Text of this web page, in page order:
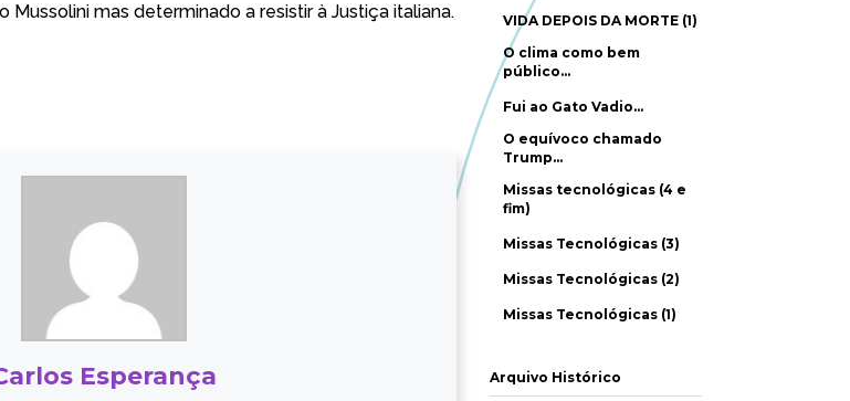
Mussolini mas determinado a resistir à Justiça italiana.
Esperança
VIDA DEPOIS DA MORTE (1)
O clima como bem
público…
Fui ao Gato Vadio…
O equívoco chamado
Trump…
Missas tecnológicas (4 e
fim)
Missas Tecnológicas (3)
Missas Tecnológicas (2)
Missas Tecnológicas (1)
Arquivo Histórico